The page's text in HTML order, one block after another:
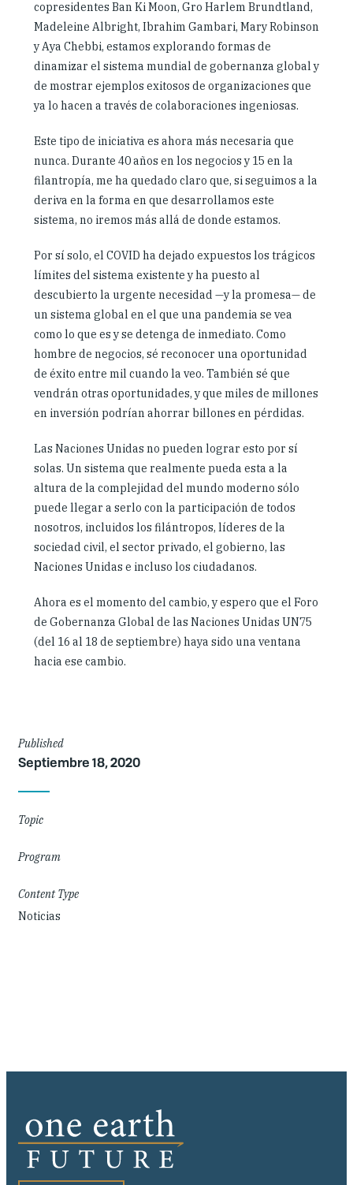
copresidentes Ban Ki Moon, Gro Harlem Brundtland,
Madeleine Albright, Ibrahim Gambari, Mary Robinson
y Aya Chebbi, estamos explorando formas de
dinamizar el sistema mundial de gobernanza global y
de mostrar ejemplos exitosos de organizaciones que
ya lo hacen a través de colaboraciones ingeniosas.
Este tipo de iniciativa es ahora más necesaria que
nunca. Durante 40 años en los negocios y 15 en la
filantropía, me ha quedado claro que, si seguimos a la
deriva en la forma en que desarrollamos este
sistema, no iremos más allá de donde estamos.
Por sí solo, el COVID ha dejado expuestos los trágicos
límites del sistema existente y ha puesto al
descubierto la urgente necesidad —y la promesa— de
un sistema global en el que una pandemia se vea
como lo que es y se detenga de inmediato. Como
hombre de negocios, sé reconocer una oportunidad
de éxito entre mil cuando la veo. También sé que
vendrán otras oportunidades, y que miles de millones
en inversión podrían ahorrar billones en pérdidas.
Las Naciones Unidas no pueden lograr esto por sí
solas. Un sistema que realmente pueda esta a la
altura de la complejidad del mundo moderno sólo
puede llegar a serlo con la participación de todos
nosotros, incluidos los filántropos, líderes de la
sociedad civil, el sector privado, el gobierno, las
Naciones Unidas e incluso los ciudadanos.
Ahora es el momento del cambio, y espero que el Foro
de Gobernanza Global de las Naciones Unidas UN75
(del 16 al 18 de septiembre) haya sido una ventana
hacia ese cambio.
Article
Details
Published
Septiembre 18, 2020
Topic
Program
Content Type
Noticias